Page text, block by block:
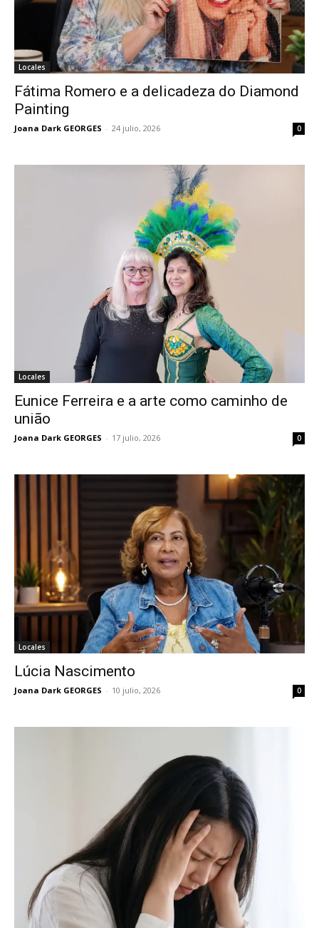
Locales
Fátima Romero e a delicadeza do Diamond
Painting
Joana Dark GEORGES - 24 julio, 2026 0
Locales
Eunice Ferreira e a arte como caminho de
união
Joana Dark GEORGES - 17 julio, 2026 0
Locales
Lúcia Nascimento
Joana Dark GEORGES - 10 julio, 2026 0